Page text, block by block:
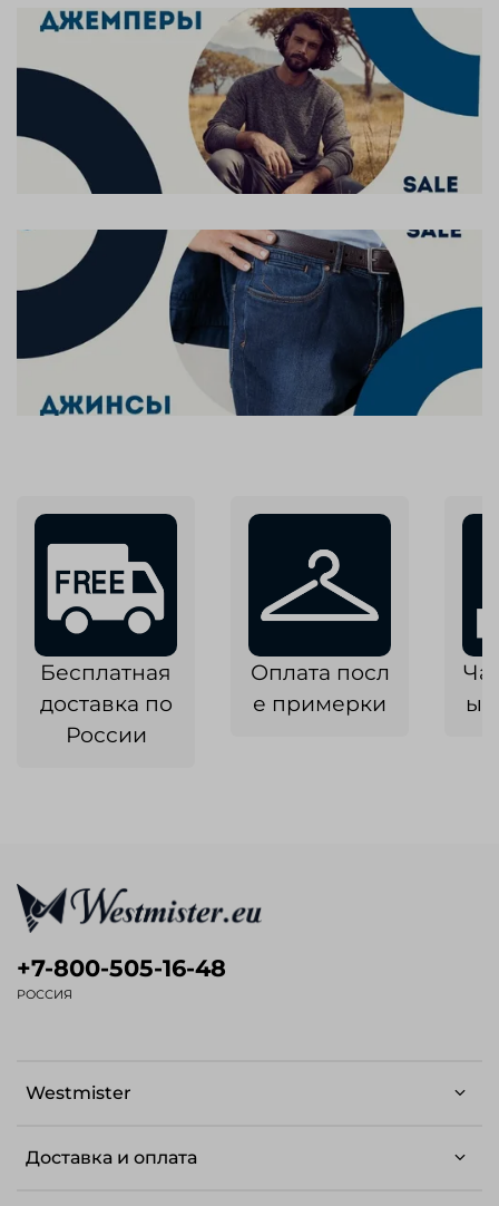
Бесплатная
доставка по
России
Оплата посл
е примерки
Westmister
Доставка и оплата
+7-800-505-16-48
РОССИЯ